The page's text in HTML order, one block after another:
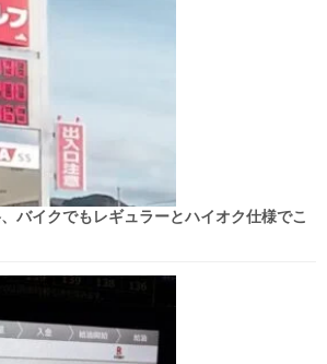
バイクでもレギュラーとハイオク仕様でこ